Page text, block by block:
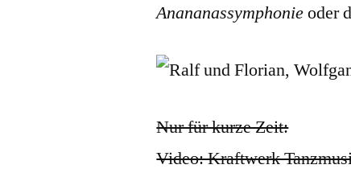
Anananassymphonieoder
Nur für kurze Zeit:
Video: Kraftwerk